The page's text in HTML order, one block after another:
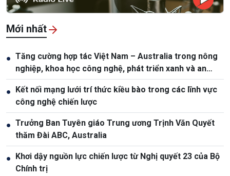
Mới nhất
● Tăng cường hợp tác Việt Nam – Australia trong nông
nghiệp, khoa học công nghệ, phát triển xanh và an
ninh lương thực
● Kết nối mạng lưới trí thức kiều bào trong các lĩnh vực
công nghệ chiến lược
● Trưởng Ban Tuyên giáo Trung ương Trịnh Văn Quyết
thăm Đài ABC, Australia
● Khơi dậy nguồn lực chiến lược từ Nghị quyết 23 của Bộ
Chính trị